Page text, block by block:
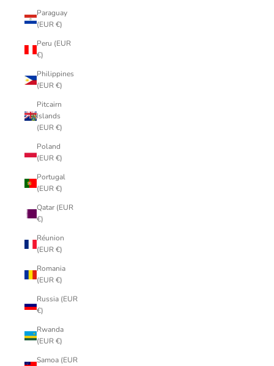
Paraguay
(EUR €)
Peru (EUR
€)
Philippines
(EUR €)
Pitcairn
Islands
(EUR €)
Poland
(EUR €)
Portugal
(EUR €)
Qatar (EUR
€)
Réunion
(EUR €)
Romania
(EUR €)
Russia (EUR
€)
Rwanda
(EUR €)
Samoa (EUR